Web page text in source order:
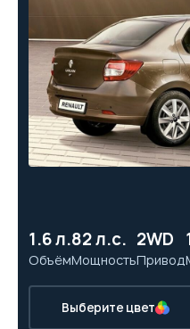
1.6 л.
Объём
82 л.с.
Мощность
2WD
Привод
Выберите цвет